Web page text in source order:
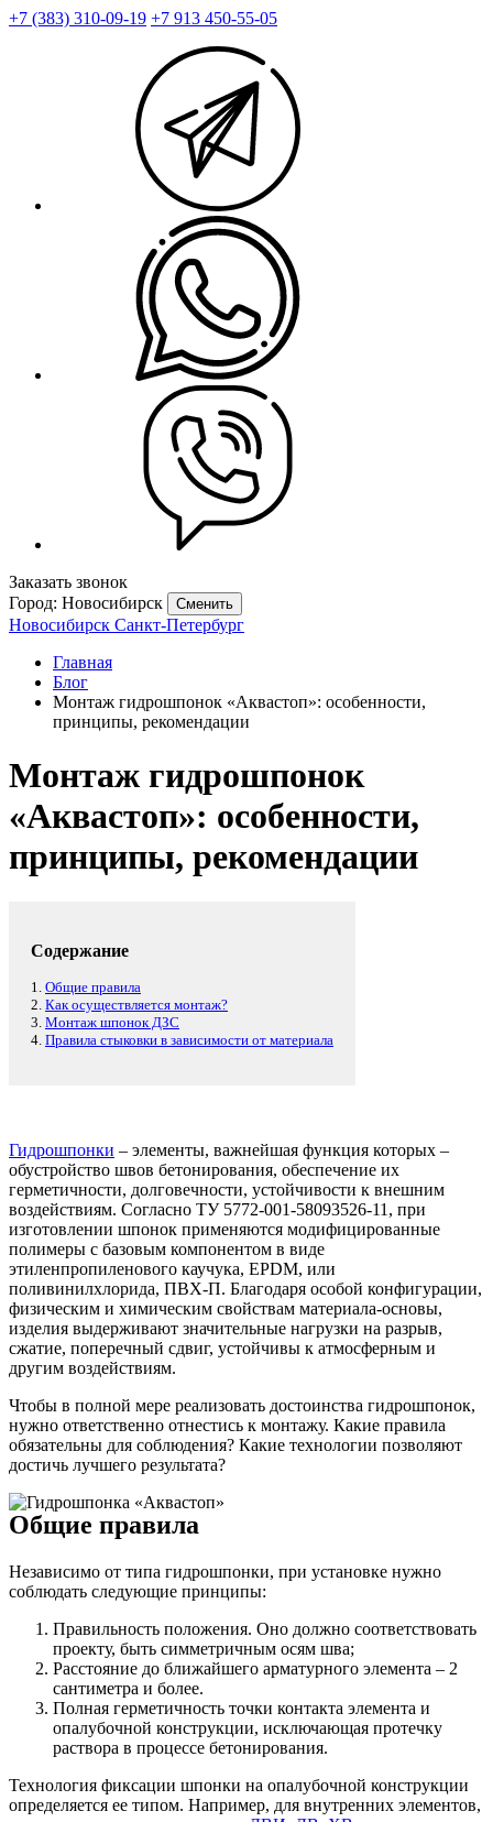
+7 (383) 310-09-19 +7 913 450-55-05
Заказать звонок
Город: Новосибирск
Сменить
Новосибирск Санкт-Петербург
Главная
Блог
Монтаж гидрошпонок «Аквастоп»: особенности,
принципы, рекомендации
Монтаж гидрошпонок
«Аквастоп»: особенности,
принципы, рекомендации
Содержание
1. Общие правила
2. Как осуществляется монтаж?
3. Монтаж шпонок ДЗС
4. Правила стыковки в зависимости от материала
Гидрошпонки – элементы, важнейшая функция которых –
обустройство швов бетонирования, обеспечение их
герметичности, долговечности, устойчивости к внешним
воздействиям. Согласно ТУ 5772-001-58093526-11, при
изготовлении шпонок применяются модифицированные
полимеры с базовым компонентом в виде
этиленпропиленового каучука, EPDM, или
поливинилхлорида, ПВХ-П. Благодаря особой конфигурации,
физическим и химическим свойствам материала-основы,
изделия выдерживают значительные нагрузки на разрыв,
сжатие, поперечный сдвиг, устойчивы к атмосферным и
другим воздействиям.
Чтобы в полной мере реализовать достоинства гидрошпонок,
нужно ответственно отнестись к монтажу. Какие правила
обязательны для соблюдения? Какие технологии позволяют
достичь лучшего результата?
Общие правила
Независимо от типа гидрошпонки, при установке нужно
соблюдать следующие принципы:
Правильность положения. Оно должно соответствовать
проекту, быть симметричным осям шва;
Расстояние до ближайшего арматурного элемента – 2
сантиметра и более.
Полная герметичность точки контакта элемента и
опалубочной конструкции, исключающая протечку
раствора в процессе бетонирования.
Технология фиксации шпонки на опалубочной конструкции
определяется ее типом. Например, для внутренних элементов,